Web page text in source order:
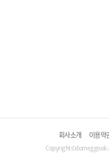
회사소개 이용약